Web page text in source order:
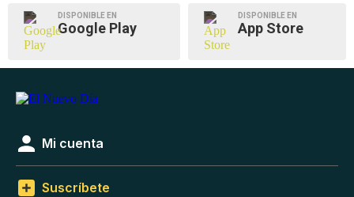
DISPONIBLE EN
Google Play
DISPONIBLE EN
App Store
Mi cuenta
Suscríbete